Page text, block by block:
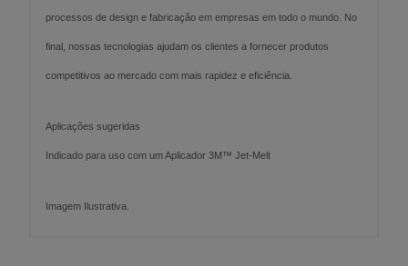
processos de design e fabricação em empresas em todo o mundo. No
final, nossas tecnologias ajudam os clientes a fornecer produtos
competitivos ao mercado com mais rapidez e eficiência.
Aplicações sugeridas
Indicado para uso com um Aplicador 3M™ Jet-Melt
Imagem Ilustrativa.